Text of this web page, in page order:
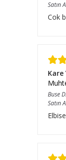
Satın
Cok
Kare
BuseD.
Satın